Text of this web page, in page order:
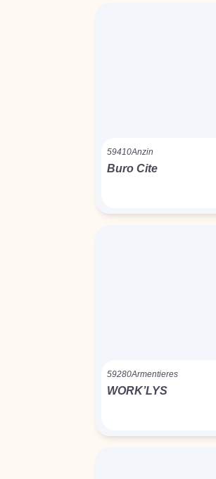
59410Anzin
Buro Cite
59280Armentieres
WORK’LYS